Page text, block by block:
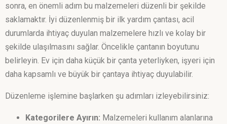
sonra, en önemli adım bu malzemeleri düzenli bir şekilde
saklamaktır. İyi düzenlenmiş bir ilk yardım çantası, acil
durumlarda ihtiyaç duyulan malzemelere hızlı ve kolay bir
şekilde ulaşılmasını sağlar. Öncelikle çantanın boyutunu
belirleyin. Ev için daha küçük bir çanta yeterliyken, işyeri için
daha kapsamlı ve büyük bir çantaya ihtiyaç duyulabilir.
Düzenleme işlemine başlarken şu adımları izleyebilirsiniz:
Kategorilere Ayırın: Malzemeleri kullanım alanlarına